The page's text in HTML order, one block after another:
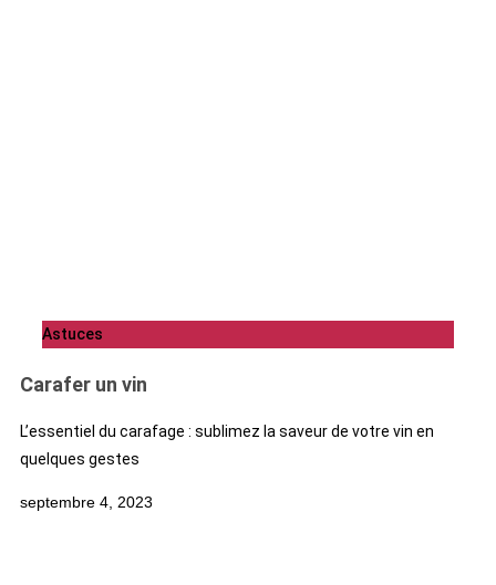
Astuces
Carafer un vin
L’essentiel du carafage : sublimez la saveur de votre vin en
quelques gestes
septembre 4, 2023